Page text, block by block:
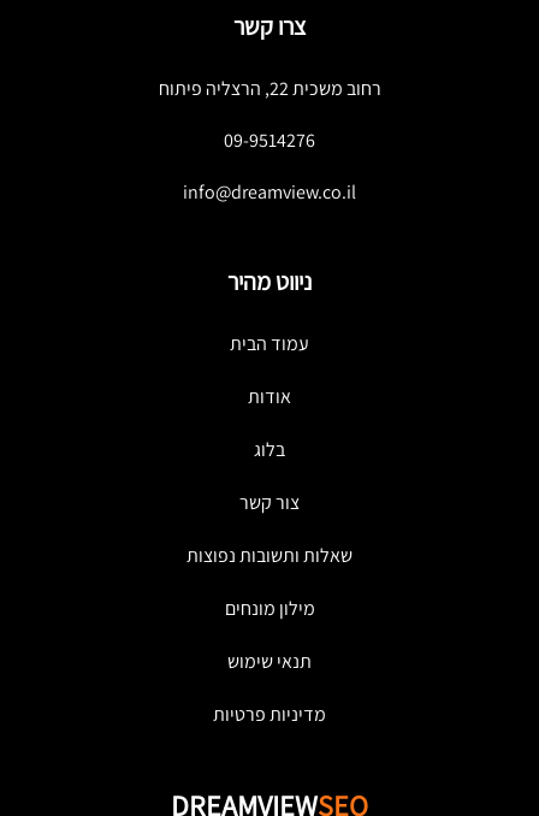
צרו קשר
רחוב משכית 22, הרצליה פיתוח
09-9514276
info@dreamview.co.il
ניווט מהיר
עמוד הבית
אודות
בלוג
צור קשר
שאלות ותשובות נפוצות
מילון מונחים
תנאי שימוש
מדיניות פרטיות
DREAMVIEWSEO